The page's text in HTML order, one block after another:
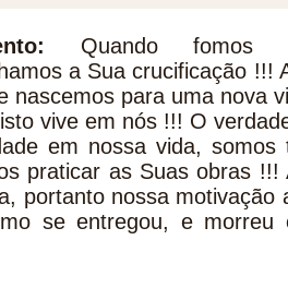
Quando fomos
a Sua crucificação !!!
nascemos para uma nova
vive em nós !!! O
em nossa vida, somos
praticar as Suas obras
portanto nossa motivação
se entregou, e morreu